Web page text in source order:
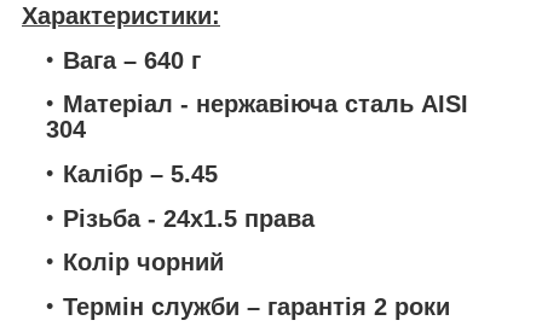
Характеристики:
Вага – 640 г
Матеріал - нержавіюча сталь AISI
304
Калібр – 5.45
Різьба - 24x1.5 права
Колір чорний
Термін служби – гарантія 2 роки